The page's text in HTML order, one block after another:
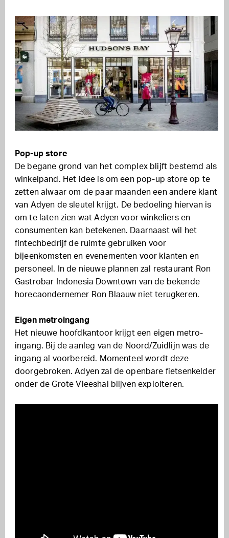
Pop-up store
De begane grond van het complex blijft bestemd als
winkelpand. Het idee is om een pop-up store op te
zetten alwaar om de paar maanden een andere klant
van Adyen de sleutel krijgt. De bedoeling hiervan is
om te laten zien wat Adyen voor winkeliers en
consumenten kan betekenen. Daarnaast wil het
fintechbedrijf de ruimte gebruiken voor
bijeenkomsten en evenementen voor klanten en
personeel. In de nieuwe plannen zal restaurant Ron
Gastrobar Indonesia Downtown van de bekende
horecaondernemer Ron Blaauw niet terugkeren.
Eigen metroingang
Het nieuwe hoofdkantoor krijgt een eigen metro-
ingang. Bij de aanleg van de Noord/Zuidlijn was de
ingang al voorbereid. Momenteel wordt deze
doorgebroken. Adyen zal de openbare fietsenkelder
onder de Grote Vleeshal blijven exploiteren.